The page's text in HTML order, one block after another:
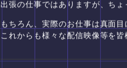
出張の仕事ではありますが、ち
もちろん、実際のお仕事は真面
これからも様々な配信映像等を皆